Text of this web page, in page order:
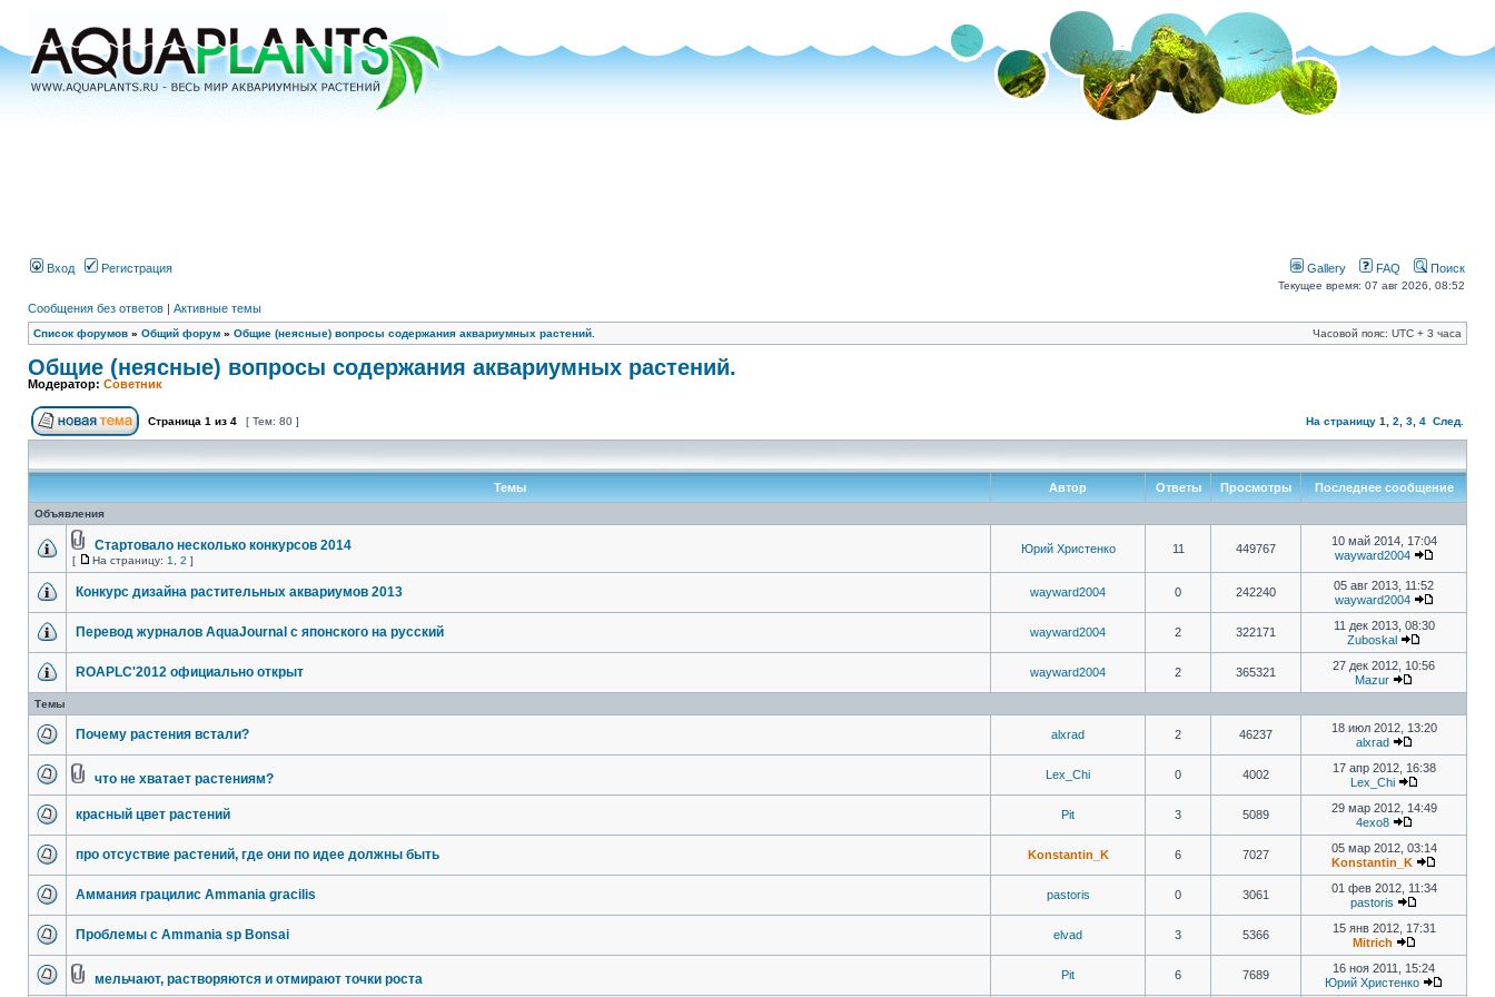
Вход Регистрация Gallery FAQ Поиск
Текущее время: 07 авг 2026, 08:52
Сообщения без ответов | Активные темы
Список форумов » Общий форум » Общие (неясные) вопросы содержания аквариумных растений. Часовой пояс: UTC + 3 часа
Общие (неясные) вопросы содержания аквариумных растений.
Модератор: Советник
Страница 1 из 4 [ Тем: 80 ] На страницу 1 2 3 4 След.
Темы Автор Ответы Просмотры Последнее сообщение
Объявления
Стартовало несколько конкурсов 2014
[ На страницу: 1 2 ]
Юрий Христенко 11 449767
10 май 2014, 17:04
wayward2004
Конкурс дизайна растительных аквариумов 2013 wayward2004 0 242240
05 авг 2013, 11:52
wayward2004
Перевод журналов AquaJournal с японского на русский wayward2004 2 322171
11 дек 2013, 08:30
Zuboskal
ROAPLC'2012 официально открыт wayward2004 2 365321
27 дек 2012, 10:56
Mazur
Темы
Почему растения встали? alxrad 2 46237
18 июл 2012, 13:20
alxrad
что не хватает растениям? Lex_Chi 0 4002
17 апр 2012, 16:38
Lex_Chi
красный цвет растений Pit 3 5089
29 мар 2012, 14:49
4exo8
про отсуствие растений, где они по идее должны быть Konstantin_K 6 7027
05 мар 2012, 03:14
Konstantin_K
Аммания грацилис Ammania gracilis pastoris 0 3061
01 фев 2012, 11:34
pastoris
Проблемы с Ammania sp Bonsai elvad 3 5366
15 янв 2012, 17:31
Mitrich
мельчают, растворяются и отмирают точки роста Pit 6 7689
16 ноя 2011, 15:24
Юрий Христенко